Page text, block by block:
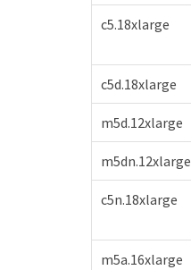
c5.18xlarge
c5d.18xlarge
m5d.12xlarge
m5dn.12xlarge
c5n.18xlarge
m5a.16xlarge